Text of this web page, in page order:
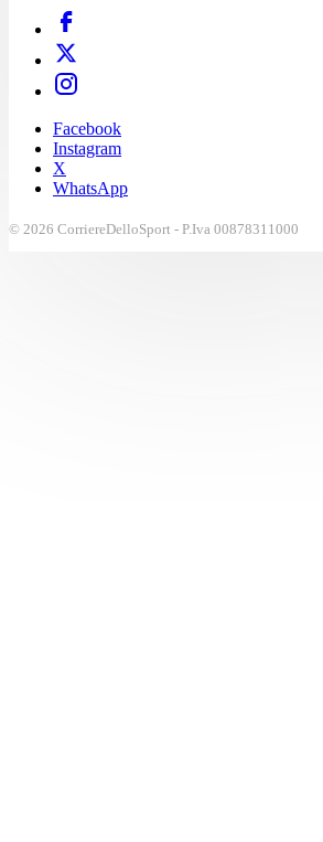
Facebook
Instagram
X
WhatsApp
© 2026 CorriereDelloSport - P.Iva 00878311000